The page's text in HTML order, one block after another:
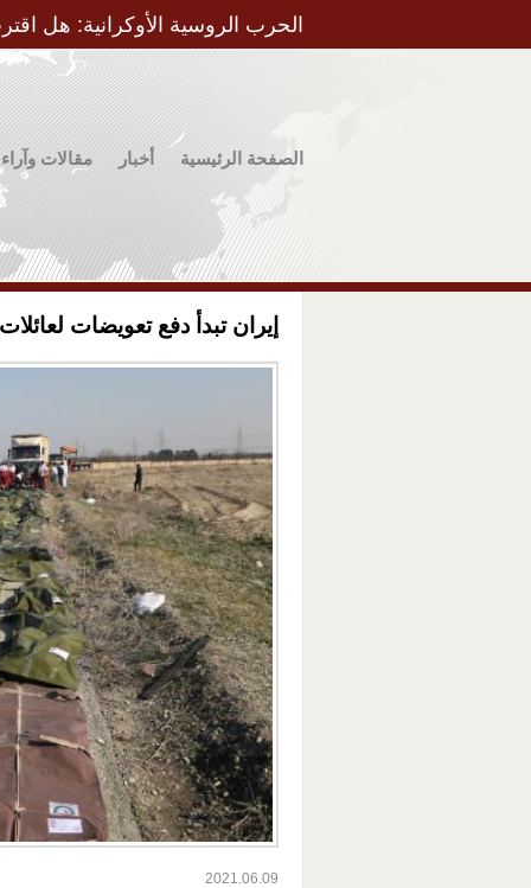
الحرب الروسية الأوكرانية: هل
الصفحة الرئيسية أخبار مقالات وآراء
إيران تبدأ دفع تعويضات
2021.06.09